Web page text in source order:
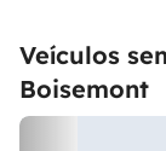
Veículos
Boisemont